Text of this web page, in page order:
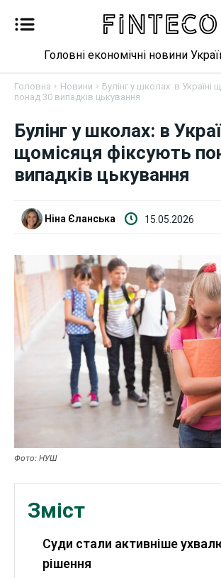
Новини
Бізнес
Фінанси
Криптовалюта
Робота і освіта
Публікації
ФОП
Ми в соц. мережах
Головні економічні новини
Головна Новини
Булінг у школах: в Україні
понад 30 випадків цькування
Булінг у школах: в
щомісяця фіксують
випадків цькування
Ніна Єланська 15.05.2026
Фото: НУШ
Зміст
Суди стали активніше
рішення